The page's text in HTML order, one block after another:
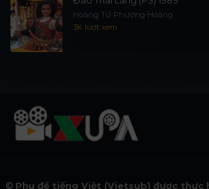
Hoàng Tử Phượng Hoàng
3K lượt xem
© Phụ đề tiếng Việt (Vietsub) được thực